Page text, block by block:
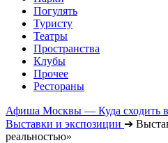
Погулять
Туристу
Театры
Пространства
Клубы
Прочее
Рестораны
Афиша Москвы — Куда сходить
Выставки и экспозиции ➔
реальностью»